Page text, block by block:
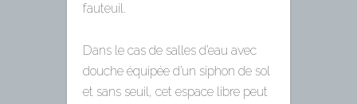
fauteuil.
Dans le cas de salles d’eau avec
douche équipée d’un siphon de sol
et sans seuil, cet espace libre peut